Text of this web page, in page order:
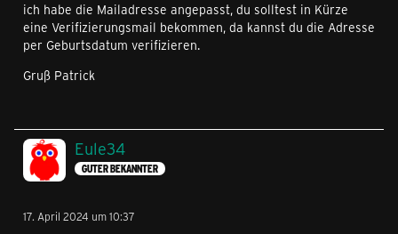
ich habe die Mailadresse angepasst, du solltest in Kürze
eine Verifizierungsmail bekommen, da kannst du die Adresse
per Geburtsdatum verifizieren.
Gruß Patrick
Eule34
GUTER BEKANNTER
17. April 2024 um 10:37